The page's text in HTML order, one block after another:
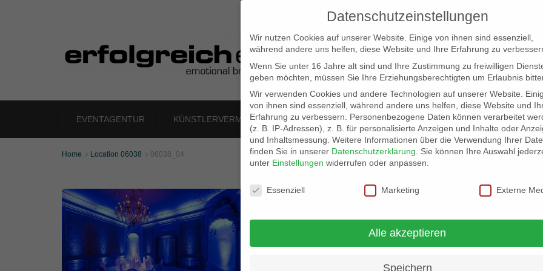
EVENTAGENTUR KÜNSTLERVERMITTLUNG LOCATION SCOUT ELB-LOCATION: PANORAMA
Home  Location 06038  06038_04
Datenschutzeinstellungen
Wir nutzen Cookies auf unserer Website. Einige von ihnen sind essenziell,
während andere uns helfen, diese Website und Ihre Erfahrung zu
Wenn Sie unter 16 Jahre alt sind und Ihre Zustimmung zu freiwilligen
geben möchten, müssen Sie Ihre Erziehungsberechtigten um Erlaubnis
Wir verwenden Cookies und andere Technologien auf unserer Website.
von ihnen sind essenziell, während andere uns helfen, diese Website und
Erfahrung zu verbessern.
Personenbezogene Daten können verarbeitet
(z. B. IP-Adressen), z. B. für personalisierte Anzeigen und Inhalte oder
und Inhaltsmessung. Weitere Informationen über die Verwendung Ihrer
finden Sie in unserer Datenschutzerklärung
Sie können Ihre Auswahl
unter Einstellungen widerrufen oder anpassen.
Datenschutzeinstellungen
Essenziell Marketing Externe
Alle akzeptieren
Speichern